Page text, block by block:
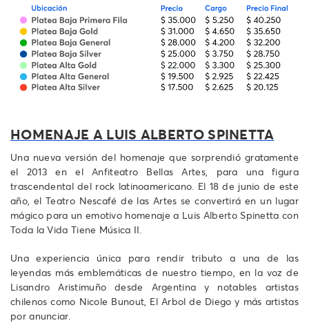
HOMENAJE A LUIS ALBERTO SPINETTA
Una nueva versión del homenaje que sorprendió gratamente
el 2013 en el Anfiteatro Bellas Artes, para una figura
trascendental del rock latinoamericano. El 18 de junio de este
año, el Teatro Nescafé de las Artes se convertirá en un lugar
mágico para un emotivo homenaje a Luis Alberto Spinetta con
Toda la Vida Tiene Música II.
Una experiencia única para rendir tributo a una de las
leyendas más emblemáticas de nuestro tiempo, en la voz de
Lisandro Aristimuño desde Argentina y notables artistas
chilenos como Nicole Bunout, El Arbol de Diego y más artistas
por anunciar.